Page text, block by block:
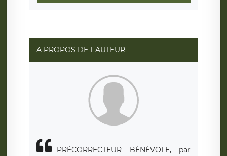
A PROPOS DE L'AUTEUR
PRÉCORRECTEUR BÉNÉVOLE, par